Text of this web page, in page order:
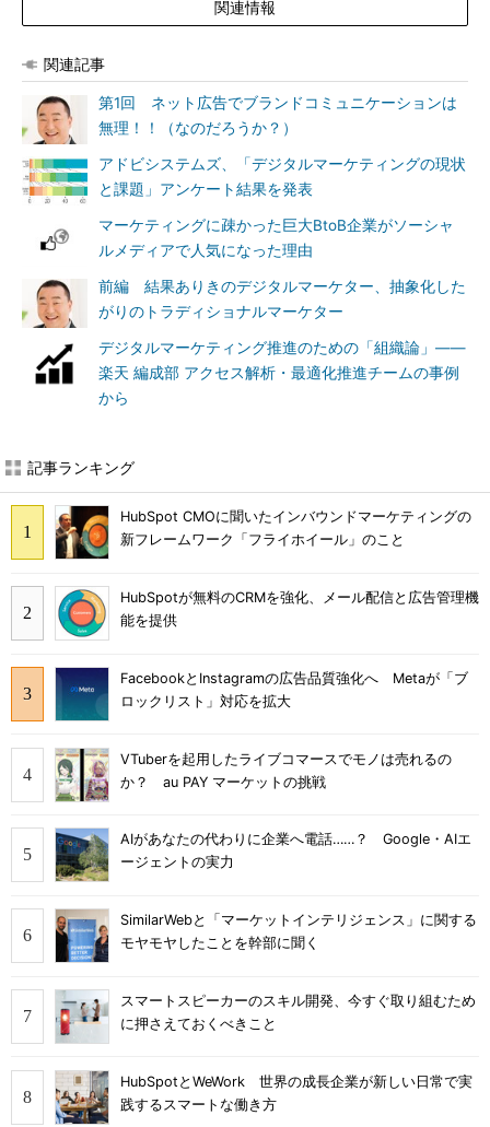
関連情報
関連記事
第1回 ネット広告でブランドコミュニケーションは
無理！！（なのだろうか？）
アドビシステムズ、「デジタルマーケティングの現状
と課題」アンケート結果を発表
マーケティングに疎かった巨大BtoB企業がソーシャ
ルメディアで人気になった理由
前編 結果ありきのデジタルマーケター、抽象化した
がりのトラディショナルマーケター
デジタルマーケティング推進のための「組織論」――
楽天 編成部 アクセス解析・最適化推進チームの事例
から
記事ランキング
HubSpot CMOに聞いたインバウンドマーケティングの
新フレームワーク「フライホイール」のこと
HubSpotが無料のCRMを強化、メール配信と広告管理機
能を提供
FacebookとInstagramの広告品質強化へ Metaが「ブ
ロックリスト」対応を拡大
VTuberを起用したライブコマースでモノは売れるの
か？ au PAY マーケットの挑戦
AIがあなたの代わりに企業へ電話……？ Google・AIエ
ージェントの実力
SimilarWebと「マーケットインテリジェンス」に関する
モヤモヤしたことを幹部に聞く
スマートスピーカーのスキル開発、今すぐ取り組むため
に押さえておくべきこと
HubSpotとWeWork 世界の成長企業が新しい日常で実
践するスマートな働き方